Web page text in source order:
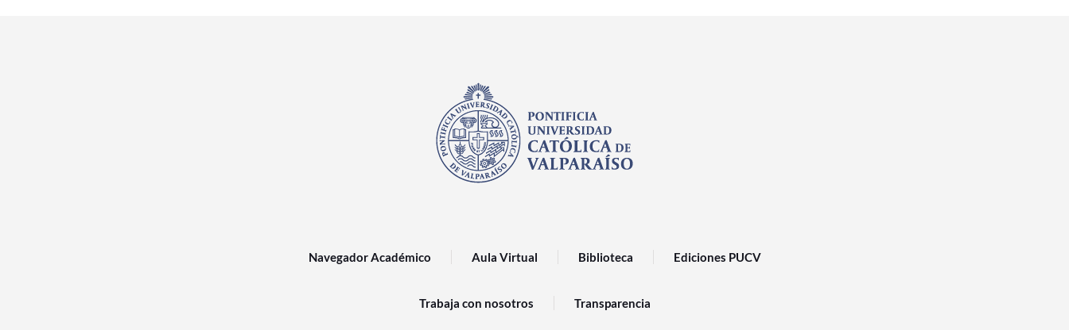
Navegador Académico Aula Virtual Biblioteca Ediciones PUCV
Trabaja con nosotros Transparencia